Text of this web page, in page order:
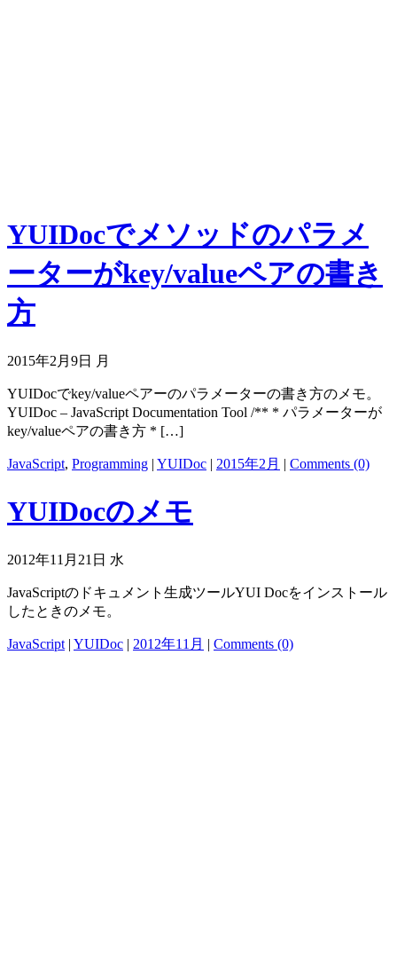
YUIDocでメソッドのパラメ
ーターがkey/valueペアの書き
方
2015年2月9日 月
YUIDocでkey/valueペアーのパラメーターの書き方のメモ。
YUIDoc – JavaScript Documentation Tool /** * パラメーターが
key/valueペアの書き方 * […]
JavaScript, Programming | YUIDoc | 2015年2月 | Comments (0)
YUIDocのメモ
2012年11月21日 水
JavaScriptのドキュメント生成ツールYUI Docをインストール
したときのメモ。
JavaScript | YUIDoc | 2012年11月 | Comments (0)